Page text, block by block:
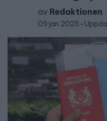
av Redaktionen
09 jan 2025